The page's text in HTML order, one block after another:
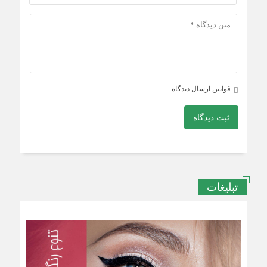
قوانین ارسال دیدگاه
ثبت دیدگاه
تبلیغات